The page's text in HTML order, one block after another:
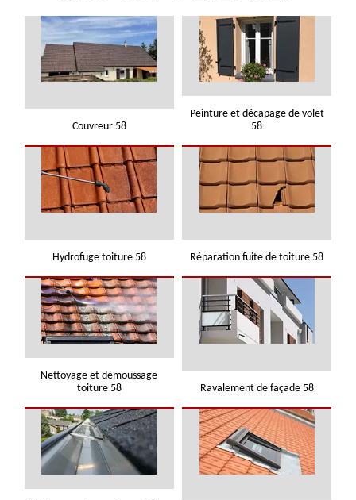
Couvreur 58
Peinture et décapage de volet
58
Hydrofuge toiture 58 Réparation fuite de toiture 58
Nettoyage et démoussage
toiture 58
Ravalement de façade 58